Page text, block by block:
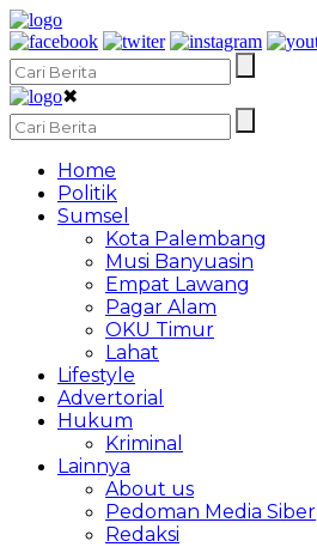
✖
Home
Politik
Sumsel
Kota Palembang
Musi Banyuasin
Empat Lawang
Pagar Alam
OKU Timur
Lahat
Lifestyle
Advertorial
Hukum
Kriminal
Lainnya
About us
Pedoman Media Siber
Redaksi